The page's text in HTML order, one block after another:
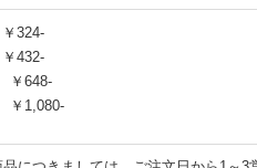
324-
432-
￥648-
￥1,080-